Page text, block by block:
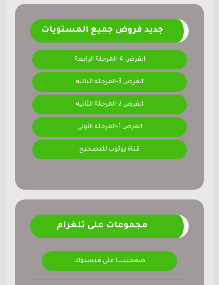
جديد فروض جميع المستويات
الفرض 4-المرحلة الرابعة
الفرض 3-المرحلة الثالثة
الفرض 2-المرحلة الثانية
الفرض 1-المرحلة الأولى
قناة يوتوب للتصحيح
مجموعات على تلغرام
صفحتنــــــا على فيسبوك